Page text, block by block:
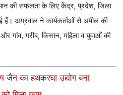
की सफलता के लिए केंद्र, प्रदेश, जिला
हैं। अग्रवाल ने कार्यकर्ताओं से अपील की
गांव, गरीब, किसान, महिला व युवाओं की
का हथकरघा उद्योग बना